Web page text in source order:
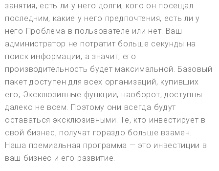
занятия, есть ли у него долги, кого он посещал
последним, какие у него предпочтения, есть ли у
него Проблема в пользователе или нет. Ваш
администратор не потратит больше секунды на
поиск информации, а значит, его
производительность будет максимальной. Базовый
пакет доступен для всех организаций, купивших
его; Эксклюзивные функции, наоборот, доступны
далеко не всем. Поэтому они всегда будут
оставаться эксклюзивными. Те, кто инвестирует в
свой бизнес, получат гораздо больше взамен.
Наша премиальная программа — это инвестиции в
ваш бизнес и его развитие.